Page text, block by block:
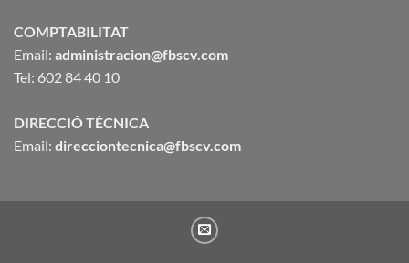
COMPTABILITAT
Email: administracion@fbscv.com
Tel: 602 84 40 10
DIRECCIÓ TÈCNICA
Email: direcciontecnica@fbscv.com